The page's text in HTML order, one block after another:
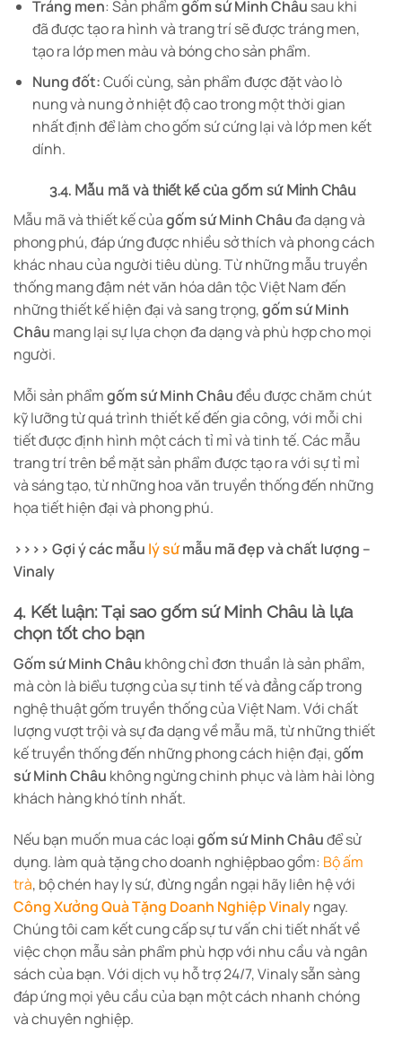
Tráng men: Sản phẩmgốm sứ Minh Châu sau khi
đã được tạo ra hình và trang trí sẽ được tráng men,
tạo ra lớp men màu và bóng cho sản phẩm.
Nung đốt:Cuối cùng, sản phẩm được đặt vào lò
nung và nung ở nhiệt độ cao trong một thời gian
nhất định để làm cho gốm sứ cứng lại và lớp men kết
dính.
3.4. Mẫu mã và thiết kế của gốm sứ Minh Châu
Mẫu mã và thiết kế củagốm sứ Minh Châuđa dạng và
phong phú, đáp ứng được nhiều sở thích và phong cách
khác nhau của người tiêu dùng. Từ những mẫu truyền
thống mang đậm nét văn hóa dân tộc Việt Nam đến
những thiết kế hiện đại và sang trọng,gốm sứ Minh
Châu mang lại sự lựa chọn đa dạng và phù hợp cho mọi
người.
Mỗi sản phẩmgốm sứ Minh Châuđều được chăm chút
kỹ lưỡng từ quá trình thiết kế đến gia công, với mỗi chi
tiết được định hình một cách tỉ mỉ và tinh tế. Các mẫu
trang trí trên bề mặt sản phẩm được tạo ra với sự tỉ mỉ
và sáng tạo, từ những hoa văn truyền thống đến những
họa tiết hiện đại và phong phú.
>>>> Gợi ý các mẫu lý sứmẫu mã đẹp và chất lượng –
Vinaly
4. Kết luận: Tại sao gốm sứ Minh Châu là lựa
chọn tốt cho bạn
Gốm sứ Minh Châu không chỉ đơn thuần là sản phẩm,
mà còn là biểu tượng của sự tinh tế và đẳng cấp trong
nghệ thuật gốm truyền thống của Việt Nam. Với chất
lượng vượt trội và sự đa dạng về mẫu mã, từ những thiết
kế truyền thống đến những phong cách hiện đại, gốm
sứ Minh Châu không ngừng chinh phục và làm hài lòng
khách hàng khó tính nhất.
Nếu bạn muốn mua các loạigốm sứ Minh Châuđể sử
dụng. làm quà tặng cho doanh nghiệpbao gồm: Bộ ấm
trà, bộ chén hay ly sứ, đừng ngần ngại hãy liên hệ với
Công Xưởng Quà Tặng Doanh Nghiệp Vinalyngay.
Chúng tôi cam kết cung cấp sự tư vấn chi tiết nhất về
việc chọn mẫu sản phẩm phù hợp với nhu cầu và ngân
sách của bạn. Với dịch vụ hỗ trợ 24/7, Vinaly sẵn sàng
đáp ứng mọi yêu cầu của bạn một cách nhanh chóng
và chuyên nghiệp.